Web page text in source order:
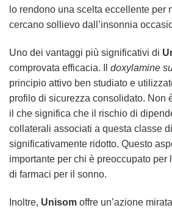
lo rendono una scelta eccellente per
cercano sollievo dall’insonnia
Uno dei vantaggi più significativi di
comprovata efficacia. Il doxylamine
principio attivo ben studiato e
profilo di sicurezza consolidato. Non
il che significa che il rischio di
collaterali associati a questa classe
significativamente ridotto. Questo
importante per chi è preoccupato per
di farmaci per il sonno.
Inoltre, Unisom offre un’azione